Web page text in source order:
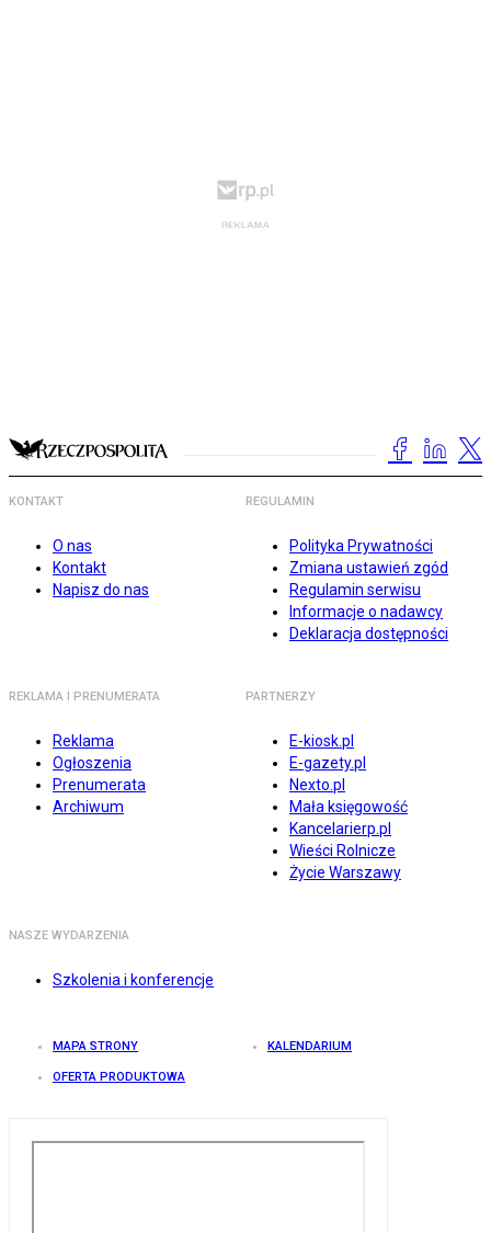
KONTAKT
O nas
Kontakt
Napisz do nas
REGULAMIN
Polityka Prywatności
Zmiana ustawień zgód
Regulamin serwisu
Informacje o nadawcy
Deklaracja dostępności
REKLAMA I PRENUMERATA
Reklama
Ogłoszenia
Prenumerata
Archiwum
PARTNERZY
E-kiosk.pl
E-gazety.pl
Nexto.pl
Mała księgowość
Kancelarierp.pl
Wieści Rolnicze
Życie Warszawy
NASZE WYDARZENIA
Szkolenia i konferencje
MAPA STRONY KALENDARIUM
OFERTA PRODUKTOWA